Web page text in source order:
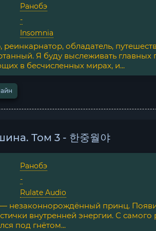
Ранобэ
-
Insomnia
реинкарнатор, обладатель,
Я буду выслеживать главных
в бесчисленных мирах, и...
Том 3 - 한중월야
Ранобэ
-
Rulate Audio
незаконнорождённый принц.
внутренней энергии. С самого
под гнётом...